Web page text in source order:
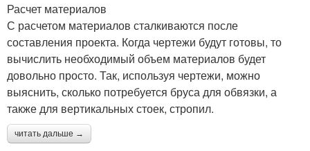
Расчет материалов
С расчетом материалов сталкиваются после
составления проекта. Когда чертежи будут готовы, то
вычислить необходимый объем материалов будет
довольно просто. Так, используя чертежи, можно
выяснить, сколько потребуется бруса для обвязки, а
также для вертикальных стоек, стропил.
читать дальше →